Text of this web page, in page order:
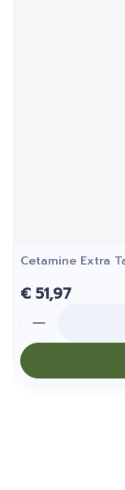
Cetamine Extra
€ 51,97